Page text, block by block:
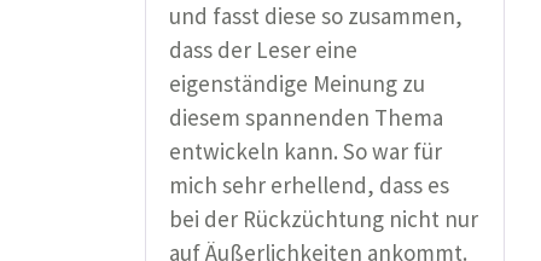
und fasst diese so zusammen,
dass der Leser eine
eigenständige Meinung zu
diesem spannenden Thema
entwickeln kann. So war für
mich sehr erhellend, dass es
bei der Rückzüchtung nicht nur
auf Äußerlichkeiten ankommt.